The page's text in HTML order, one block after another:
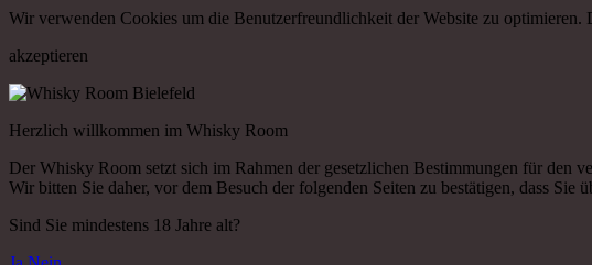
Wir verwenden Cookies um die Benutzerfreundlichkeit der Website zu
akzeptieren
Herzlich willkommen im Whisky Room
Der Whisky Room setzt sich im Rahmen der gesetzlichen Bestimmungen für den
Wir bitten Sie daher, vor dem Besuch der folgenden Seiten zu bestätigen, dass Sie
Sind Sie mindestens 18 Jahre alt?